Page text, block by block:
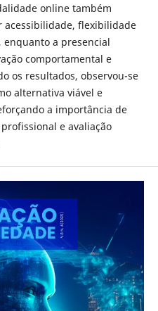
online também
acessibilidade, flexibilidade
a presencial
comportamental e
os resultados, observou-se
alternativa viável e
a importância de
e avaliação